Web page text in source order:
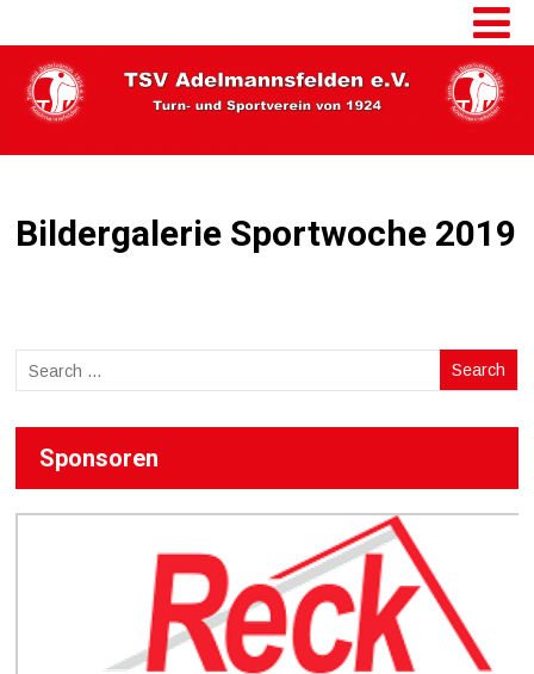
Bildergalerie Sportwoche 2019
Sponsoren